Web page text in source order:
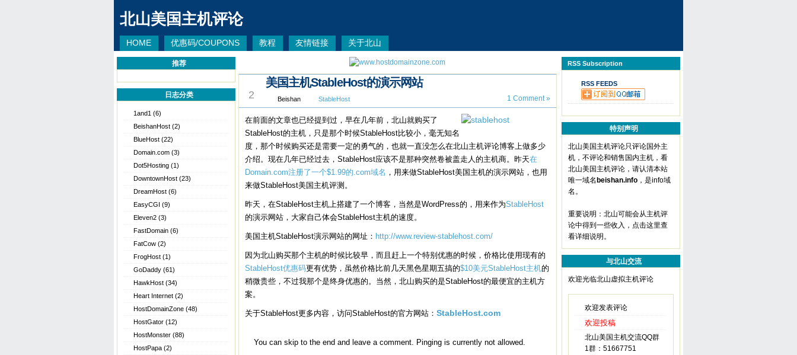
北山美国主机评论
HOME 优惠码/COUPONS 教程 友情链接 关于北山
推荐
日志分类
1and1 (6)
BeishanHost (2)
BlueHost (22)
Domain.com (3)
Dot5Hosting (1)
DowntownHost (23)
DreamHost (6)
EasyCGI (9)
Eleven2 (3)
FastDomain (6)
FatCow (2)
FrogHost (1)
GoDaddy (61)
HawkHost (34)
Heart Internet (2)
HostDomainZone (48)
HostGator (12)
HostMonster (88)
HostPapa (2)
2
美国主机StableHost的演示网站
Beishan StableHost 1 Comment »
在前面的文章也已经提到过，早在几年前，北山就购买了
StableHost的主机，只是那个时候StableHost比较小，毫无知名
度，那个时候购买还是需要一定的勇气的，也就一直没怎么在北山主机评论博客上做多少
介绍。现在几年已经过去，StableHost应该不是那种突然卷被盖走人的主机商。昨天在
Domain.com注册了一个$1.99的.com域名 ，用来做StableHost美国主机的演示网站，也用
来做StableHost美国主机评测。
昨天，在StableHost主机上搭建了一个博客，当然是WordPress的，用来作为StableHost
的演示网站，大家自己体会StableHost主机的速度。
美国主机StableHost演示网站的网址： http://www.review-stablehost.com/
因为北山购买那个主机的时候比较早，而且赶上一个特别优惠的时候，价格比使用现有的
StableHost优惠码更有优势，虽然价格比前几天黑色星期五搞的$10美元StableHost主机的
稍微贵些，不过我那个是终身优惠的。当然，北山购买的是StableHost的最便宜的主机方
案。
关于StableHost更多内容，访问StableHost的官方网站： StableHost.com
You can skip to the end and leave a comment. Pinging is currently not allowed.
RSS Subscription
RSS FEEDS
特别声明
北山美国主机评论只评论国外主
机，不评论和销售国内主机，看
北山美国主机评论，请认清本站
唯一域名 beishan.info ，是info域
名。
重要说明：北山可能会从主机评
论中得到一些收入， 点击这里查
看详细说明 。
与北山交流
欢迎光临北山虚拟主机评论
欢迎发表评论
欢迎投稿
北山美国主机交流QQ群
1群：51667751